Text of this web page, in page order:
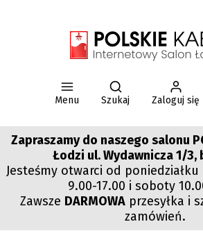
Menu
Otwórz
Szukaj Zaloguj się
Zapraszamy do naszego salonu
Łodzi ul. Wydawnicza 1/3,
Jesteśmy otwarci od
9.00-17.00 i soboty
Zawsze DARMOWA przesyłka i
zamówień.